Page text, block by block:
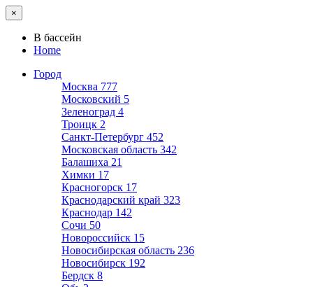
×
В бассейн
Home
Город
Москва 777
Московский 5
Зеленоград 4
Троицк 2
Санкт-Петербург 452
Московская область 342
Балашиха 21
Химки 17
Красногорск 17
Краснодарский край 323
Краснодар 142
Сочи 50
Новороссийск 15
Новосибирская область 236
Новосибирск 192
Бердск 8